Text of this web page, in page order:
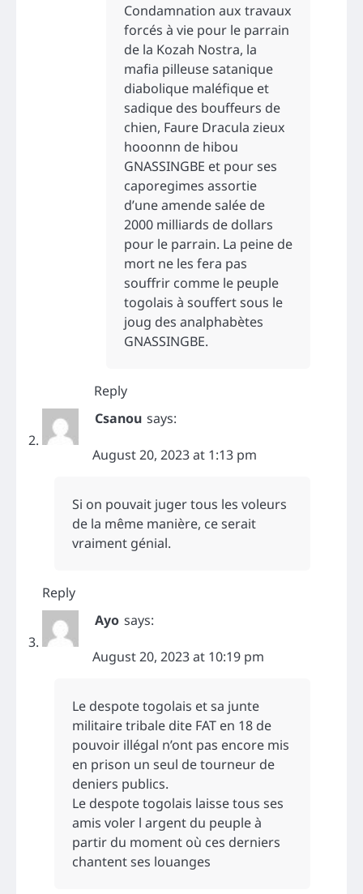
Condamnation aux travaux
forcés à vie pour le parrain
de la Kozah Nostra, la
mafia pilleuse satanique
diabolique maléfique et
sadique des bouffeurs de
chien, Faure Dracula zieux
hooonnn de hibou
GNASSINGBE et pour ses
caporegimes assortie
d’une amende salée de
2000 milliards de dollars
pour le parrain. La peine de
mort ne les fera pas
souffrir comme le peuple
togolais à souffert sous le
joug des analphabètes
GNASSINGBE.
Reply
Csanou says:
August 20, 2023 at 1:13 pm
Si on pouvait juger tous les voleurs
de la même manière, ce serait
vraiment génial.
Reply
Ayo says:
August 20, 2023 at 10:19 pm
Le despote togolais et sa junte
militaire tribale dite FAT en 18 de
pouvoir illégal n’ont pas encore mis
en prison un seul de tourneur de
deniers publics.
Le despote togolais laisse tous ses
amis voler l argent du peuple à
partir du moment où ces derniers
chantent ses louanges